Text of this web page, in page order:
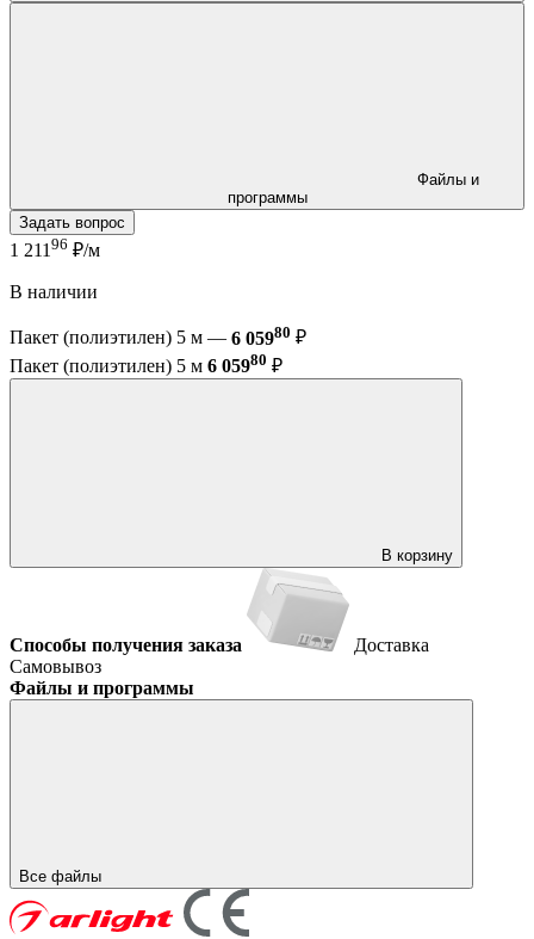
программы
Задать вопрос
1 211 96 ₽/м
В наличии
Пакет (полиэтилен) 5 м — 6 05980 ₽
Пакет (полиэтилен) 5 м 6 05980 ₽
В корзину
Способы получения заказа
Доставка
Самовывоз
Файлы и программы
Все файлы